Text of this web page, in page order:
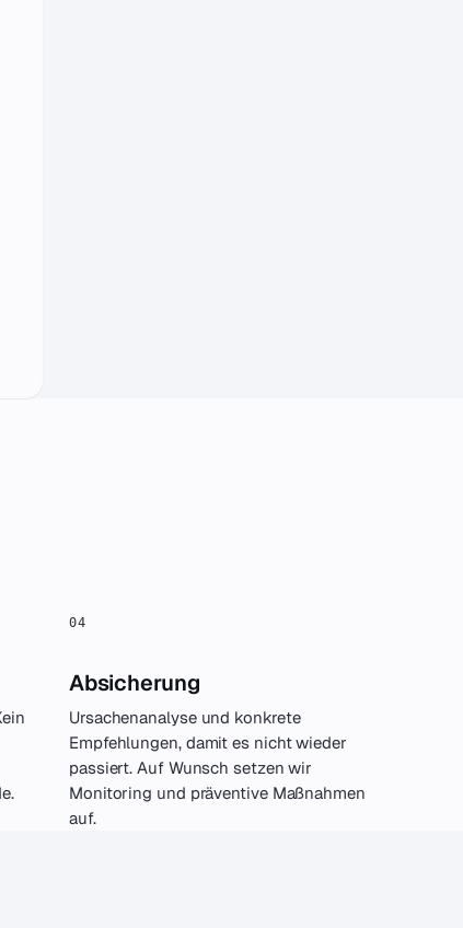
Absicherung
Ursachenanalyse und konkrete
Empfehlungen, damit es nicht wieder
passiert. Auf Wunsch setzen wir
Monitoring und präventive Maßnahmen
auf.